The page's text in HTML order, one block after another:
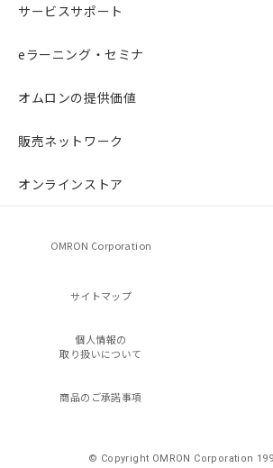
サービスサポート
eラーニング・セミナ
オムロンの提供価値
販売ネットワーク
オンラインストア
OMRON Corporation
サイトマップ
個人情報の
取り扱いについて
商品のご承諾事項
© Copyright OMRON Corporation